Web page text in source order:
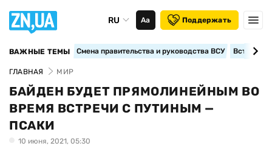
RU Аа Поддержать
ВАЖНЫЕ ТЕМЫ Смена правительства и руководства ВСУ
ГЛАВНАЯ МИР
БАЙДЕН БУДЕТ ПРЯМОЛИНЕЙНЫМ ВО
ВРЕМЯ ВСТРЕЧИ С ПУТИНЫМ —
ПСАКИ
10 июня, 2021, 05:30